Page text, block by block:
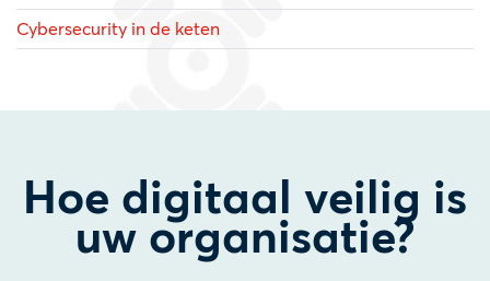
Cybersecurity in de keten
Hoe digitaal veilig is
uw organisatie?